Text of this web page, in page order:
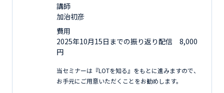
講師
加治初彦
費用
2025年10月15日までの振り返り配信 8,000
円
当セミナーは『LOTを知る』をもとに進みますので、
お手元にご用意いただくことをお勧めします。